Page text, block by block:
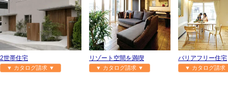
2世帯住宅
▼ カタログ請求 ▼
リゾート空間を満喫
▼ カタログ請求 ▼
バリアフリー住宅
▼ カタログ請